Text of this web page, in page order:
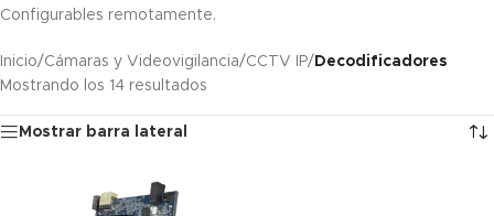
Configurables remotamente.
Inicio/Cámaras y Videovigilancia/CCTV IP/ Decodificadores
Mostrando los 14 resultados
Mostrar barra lateral